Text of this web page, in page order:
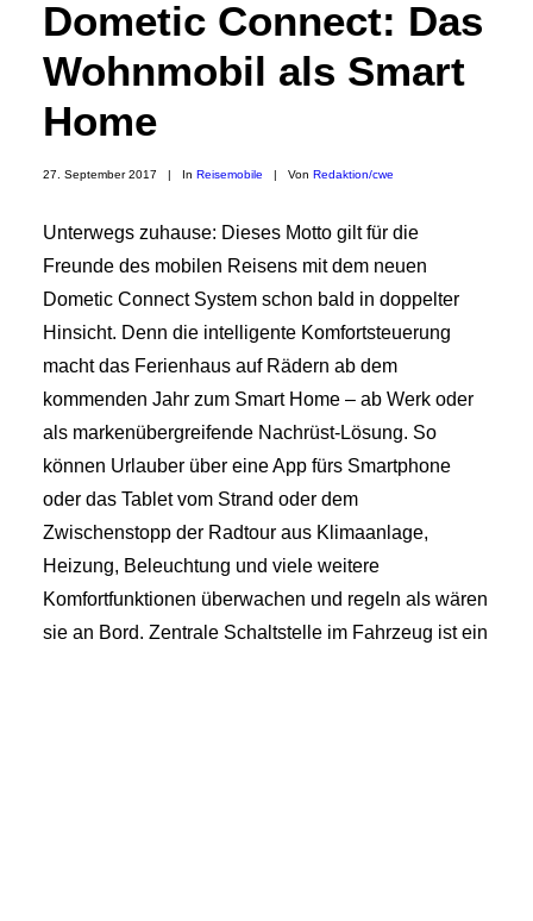
Dometic Connect: Das
Wohnmobil als Smart
Home
27. September 2017 | In Reisemobile | Von Redaktion/cwe
Unterwegs zuhause: Dieses Motto gilt für die
Freunde des mobilen Reisens mit dem neuen
Dometic Connect System schon bald in doppelter
Hinsicht. Denn die intelligente Komfortsteuerung
macht das Ferienhaus auf Rädern ab dem
kommenden Jahr zum Smart Home – ab Werk oder
als markenübergreifende Nachrüst-Lösung. So
können Urlauber über eine App fürs Smartphone
oder das Tablet vom Strand oder dem
Zwischenstopp der Radtour aus Klimaanlage,
Heizung, Beleuchtung und viele weitere
Komfortfunktionen überwachen und regeln als wären
sie an Bord. Zentrale Schaltstelle im Fahrzeug ist ein